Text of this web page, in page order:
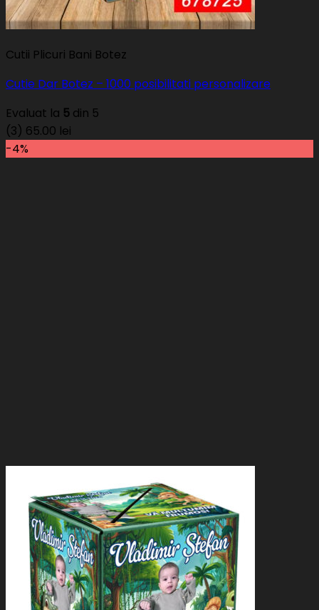
Cutii Plicuri Bani Botez
Cutie Dar Botez – 1000 posibilitati personalizare
Evaluat la 5 din 5
(3) 65.00 lei
-4%